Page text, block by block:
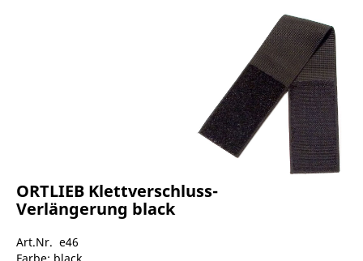
ORTLIEB Klettverschluss-
Verlängerung black
Art.Nr. e46